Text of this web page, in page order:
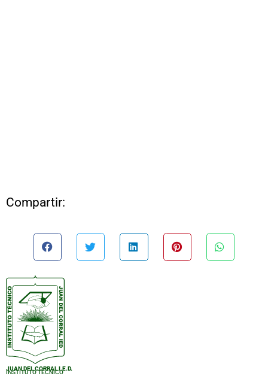
Compartir:
INSTITUTO TÉCNICO
JUAN DEL CORRAL I.E.D.